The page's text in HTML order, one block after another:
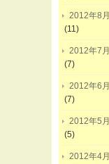
2012年8月
(11)
2012年7月
(7)
2012年6月
(7)
2012年5月
(5)
2012年4月